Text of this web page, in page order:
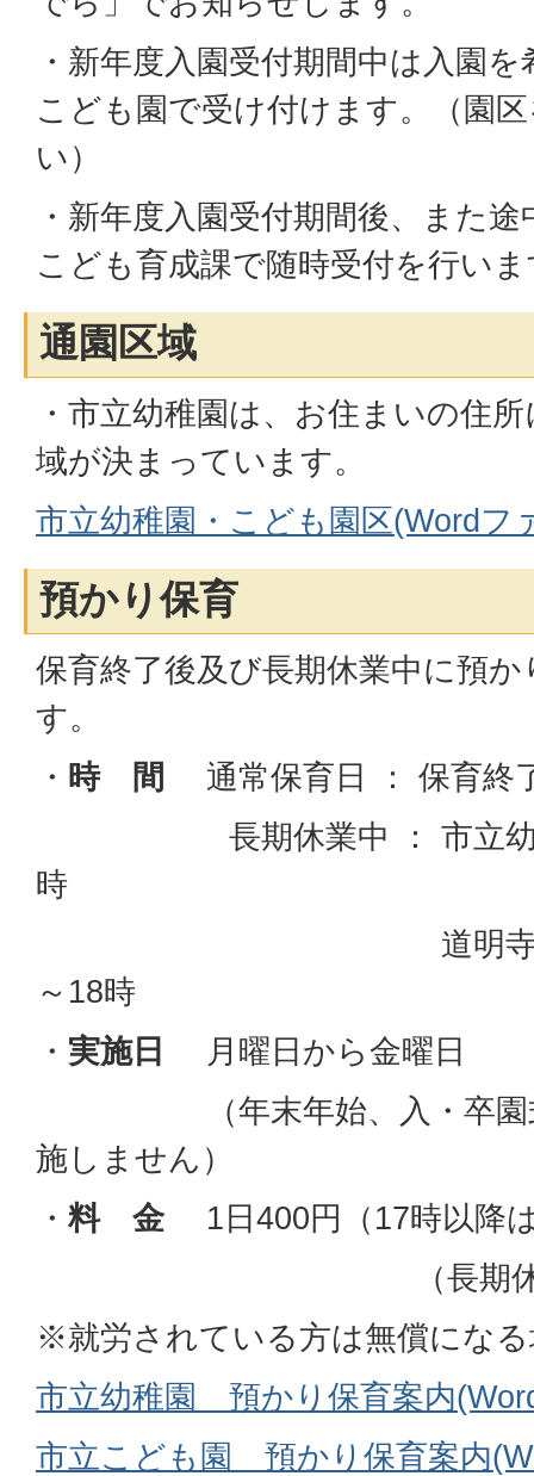
・新年度入園受付期間中は入園
こども園で受け付けます。（園
い）
・新年度入園受付期間後、また
こども育成課で随時受付を行い
通園区域
・市立幼稚園は、お住まいの住
域が決まっています。
市立幼稚園・こども園区(Wordフ
預かり保育
保育終了後及び長期休業中に預
す。
・ 時 間 通常保育日 ： 保育終
長期休業中 ： 市立幼稚
時
道明寺こども
～18時
・ 実施日
月曜日から金曜日
（年末年始、入・卒園式
施しません）
・ 料 金 1日400円（17時以降
（長期休業中は
※就労されている方は無償にな
市立幼稚園 預かり保育案内
市立こども園 預かり保育案内